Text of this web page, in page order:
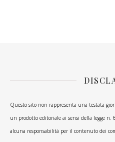
Questo sito non rappresenta una testata
un prodotto editoriale ai sensi della legge
alcuna responsabilità per il contenuto dei